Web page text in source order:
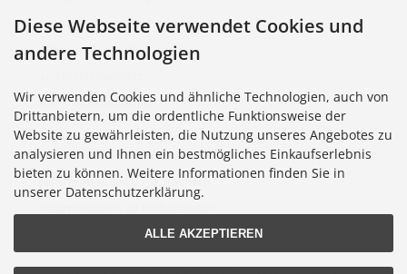
Verpackung und Entsorgung
Sitemap Torso.de
Cookie Einstellungen
Informationen zu Farbkarten
Informationen zu Farbfächern
Diese Webseite verwendet Cookies und
andere Technologien
Wir verwenden Cookies und ähnliche Technologien, auch von
Drittanbietern, um die ordentliche Funktionsweise der
Website zu gewährleisten, die Nutzung unseres Angebotes zu
analysieren und Ihnen ein bestmögliches Einkaufserlebnis
bieten zu können. Weitere Informationen finden Sie in
unserer Datenschutzerklärung.
ALLE AKZEPTIEREN